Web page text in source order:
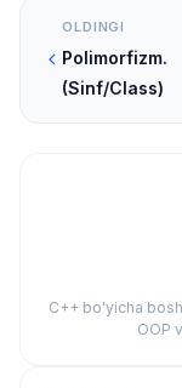
OLDINGI
Polimorfizm.
(Sinf/Class)
C++ bo'yicha
OOP